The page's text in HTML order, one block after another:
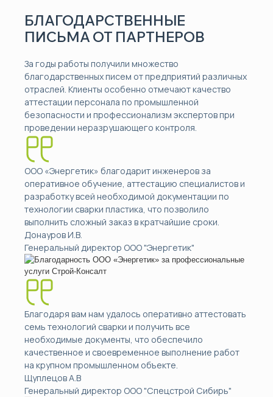
БЛАГОДАРСТВЕННЫЕ
ПИСЬМА ОТ ПАРТНЕРОВ
За годы работы получили множество
благодарственных писем от предприятий различных
отраслей. Клиенты особенно отмечают качество
аттестации персонала по промышленной
безопасности и профессионализм экспертов при
проведении неразрушающего контроля.
ООО «Энергетик» благодарит инженеров за
оперативное обучение, аттестацию специалистов и
разработку всей необходимой документации по
технологии сварки пластика, что позволило
выполнить сложный заказ в кратчайшие сроки.
Донауров И.В.
Генеральный директор ООО "Энергетик"
Благодаря вам нам удалось оперативно аттестовать
семь технологий сварки и получить все
необходимые документы, что обеспечило
качественное и своевременное выполнение работ
на крупном промышленном объекте.
Щуплецов А.В
Генеральный директор ООО "Спецстрой Сибирь"